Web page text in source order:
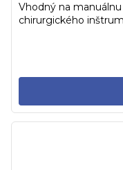
Vhodný na
chirurgického